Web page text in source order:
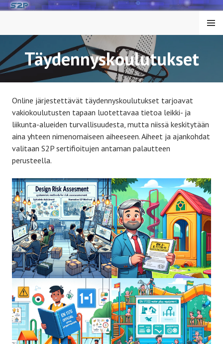
Siirry
VALIK
KO
Täydennyskoulutukset
Online järjestettävät täydennyskoulutukset tarjoavat
vakiokoulutusten tapaan luotettavaa tietoa leikki- ja
liikunta-alueiden turvallisuudesta, mutta niissä keskitytään
aina yhteen nimenomaiseen aiheeseen. Aiheet ja ajankohdat
valitaan S2P sertifioitujen antaman palautteen
perusteella.